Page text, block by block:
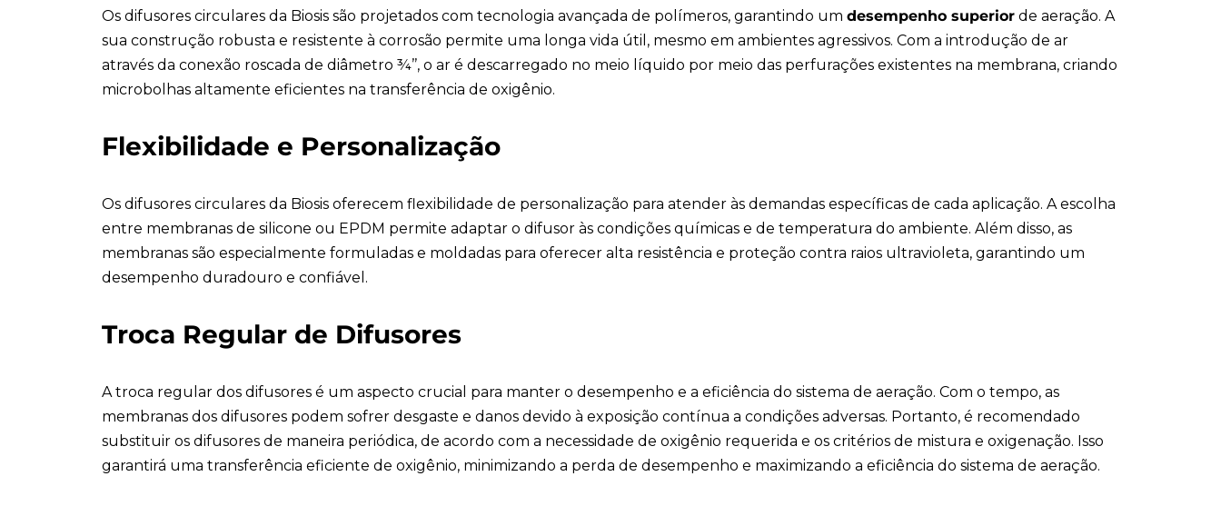
Os difusores circulares da Biosis são projetados com tecnologia avançada de polímeros, garantindo um desempenho superior de aeração. A
sua construção robusta e resistente à corrosão permite uma longa vida útil, mesmo em ambientes agressivos. Com a introdução de ar
através da conexão roscada de diâmetro ¾’’, o ar é descarregado no meio líquido por meio das perfurações existentes na membrana, criando
microbolhas altamente eficientes na transferência de oxigênio.
Flexibilidade e Personalização
Os difusores circulares da Biosis oferecem flexibilidade de personalização para atender às demandas específicas de cada aplicação. A escolha
entre membranas de silicone ou EPDM permite adaptar o difusor às condições químicas e de temperatura do ambiente. Além disso, as
membranas são especialmente formuladas e moldadas para oferecer alta resistência e proteção contra raios ultravioleta, garantindo um
desempenho duradouro e confiável.
Troca Regular de Difusores
A troca regular dos difusores é um aspecto crucial para manter o desempenho e a eficiência do sistema de aeração. Com o tempo, as
membranas dos difusores podem sofrer desgaste e danos devido à exposição contínua a condições adversas. Portanto, é recomendado
substituir os difusores de maneira periódica, de acordo com a necessidade de oxigênio requerida e os critérios de mistura e oxigenação. Isso
garantirá uma transferência eficiente de oxigênio, minimizando a perda de desempenho e maximizando a eficiência do sistema de aeração.